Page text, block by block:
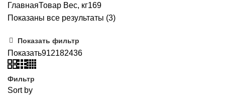
ГлавнаяТовар Вес, кг169
Показаны все результаты (3)Цены:
Показать фильтр
Показать912182436
Фильтр
Sort by